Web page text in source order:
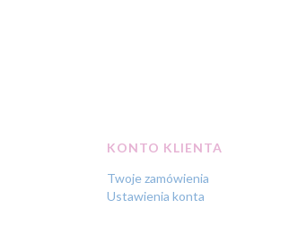
KONTO KLIENTA
Twoje zamówienia
Ustawienia konta